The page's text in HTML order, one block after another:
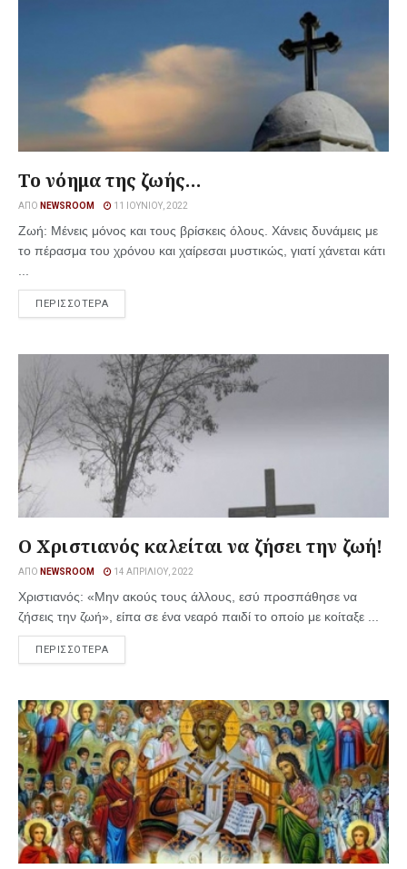
Το νόημα της ζωής…
ΑΠΌ NEWSROOM 11 ΙΟΥΝΊΟΥ, 2022
Ζωή: Μένεις μόνος και τους βρίσκεις όλους. Χάνεις δυνά­μεις με
το πέρασμα του χρόνου και χαίρεσαι μυστικώς, γιατί χάνεται κάτι
ΠΕΡΙΣΣΟΤΕΡΑ
Ο Χριστιανός καλείται να ζήσει την ζωή!
ΑΠΌ NEWSROOM 14 ΑΠΡΙΛΊΟΥ, 2022
Χριστιανός: «Μην ακούς τους άλλους, εσύ προσπάθησε να
ζήσεις την ζωή», είπα σε ένα νεαρό παιδί το οποίο με κοίταξε ...
ΠΕΡΙΣΣΟΤΕΡΑ